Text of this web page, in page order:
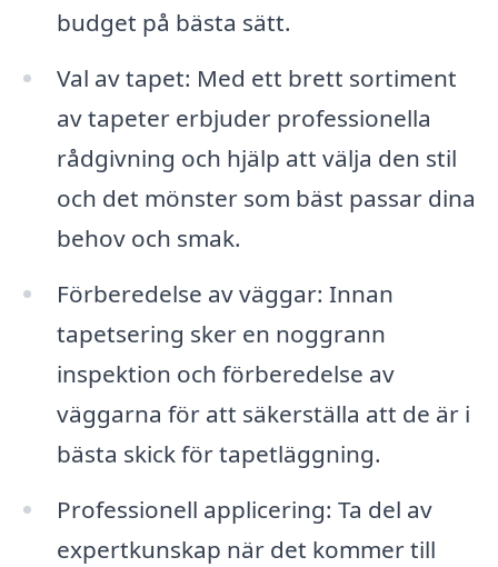
budget på bästa sätt.
Val av tapet: Med ett brett sortiment
av tapeter erbjuder professionella
rådgivning och hjälp att välja den stil
och det mönster som bäst passar dina
behov och smak.
Förberedelse av väggar: Innan
tapetsering sker en noggrann
inspektion och förberedelse av
väggarna för att säkerställa att de är i
bästa skick för tapetläggning.
Professionell applicering: Ta del av
expertkunskap när det kommer till